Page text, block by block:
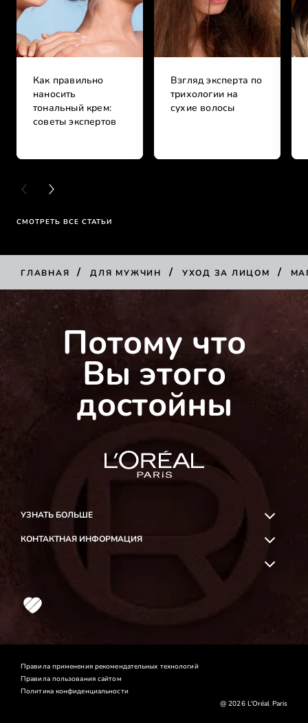
Как правильно
наносить
тональный крем:
советы экспертов
Взгляд эксперта по
трихологии на
сухие волосы
PREVIOUS CARD
NEXT CARD
СМОТРЕТЬ ВСЕ СТАТЬИ
ГЛАВНАЯ / ДЛЯ МУЖЧИН / УХОД ЗА ЛИЦОМ /
КУПИТЬ
Потому что
Вы этого
достойны
УЗНАТЬ БОЛЬШЕ
КОНТАКТНАЯ ИНФОРМАЦИЯ
Правила применения рекомендательных технологий
Правила пользования сайтом
Политика конфиденциальности
@ 2026 L'Oréal Paris